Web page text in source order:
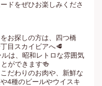
ドをぜひお楽しみくださ
お探しの方は、四つ橋
目スカイビアへ🥩
は、昭和レトロな雰囲気
ができます🍻
だわりのお肉や、新鮮な
4種のビールやウイスキ